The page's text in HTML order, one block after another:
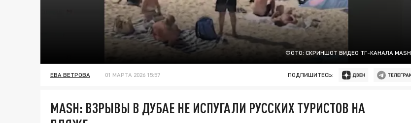
ФОТО: СКРИНШОТ ВИДЕО ТГ-КАНАЛА MASH
ЕВА ВЕТРОВА 01 МАРТА 2026 15:57 ПОДПИШИТЕСЬ:
MASH: ВЗРЫВЫ В ДУБАЕ НЕ ИСПУГАЛИ РУССКИХ ТУРИСТОВ НА